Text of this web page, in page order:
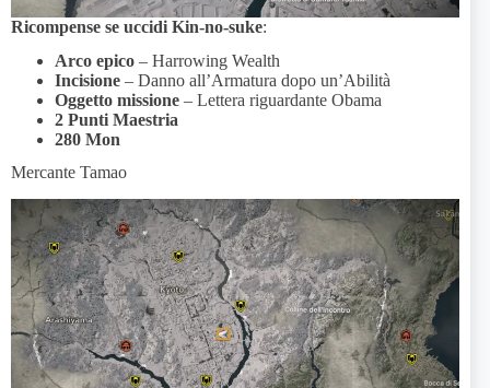
Ricompense se uccidi Kin-no-suke:
Arco epico – Harrowing Wealth
Incisione – Danno all’Armatura dopo un’Abilità
Oggetto missione – Lettera riguardante Obama
2 Punti Maestria
280 Mon
Mercante Tamao